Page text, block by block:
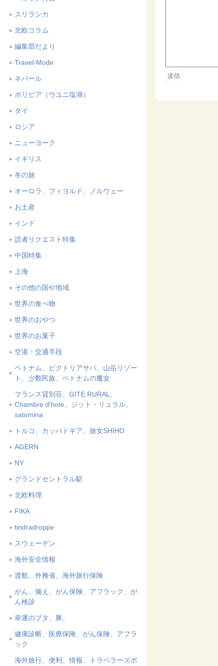
スリランカ
北欧コラム
編集部だより
Travel-Mode
ネパール
ボリビア（ウユニ塩湖）
タイ
ロシア
ニューヨーク
イギリス
冬の旅
オーロラ、フィヨルド、ノルウェー
お土産
インド
読者リクエスト特集
中国特集
上海
その他の国や地域
世界の食べ物
世界のおやつ
世界のお菓子
空港・交通手段
ベトナム、ビクトリアサパ、山岳リゾー
ト、少数民族、ベトナムの魔女
フランス貸別荘、GITE RURAL、
Chambre d'hote、ジット・リュラル、
satomina
トルコ、カッパドギア、旅女SHIHO
AGERN
NY
グランドセントラル駅
北欧料理
FIKA
tindradroppe
スウェーデン
海外安全情報
渡航、外務省、海外旅行保険
がん、備え、がん保険、アフラック、が
ん検診
幸運のブタ、豚、
健康診断、医療保険、がん保険、アフラ
ック
海外旅行、便利、情報、トラベラーズボ